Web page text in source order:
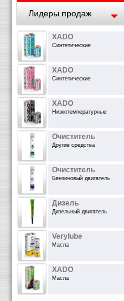
Лидеры продаж
XADO
Синтетические
XADO
Синтетические
XADO
Низкотемпературные
Очиститель
Другие средства
Очиститель
Бензиновый двигатель
Дизель
Дизельный двигатель
Verylube
Масла
XADO
Масла